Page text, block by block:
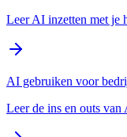
Leer AI inzetten met je
AI gebruiken voor
Leer de ins en outs